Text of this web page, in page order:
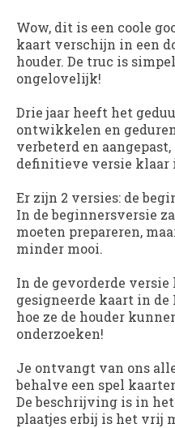
Wow, dit is een coole
kaart verschijn in een
houder. De truc is
ongelovelijk!
Drie jaar heeft het
ontwikkelen en
verbeterd en
definitieve versie klaar
Er zijn 2 versies: de
In de beginnersversie
moeten prepareren,
minder mooi.
In de gevorderde versie
gesigneerde kaart in
hoe ze de houder
onderzoeken!
Je ontvangt van ons
behalve een spel
De beschrijving is in
plaatjes erbij is het vrij